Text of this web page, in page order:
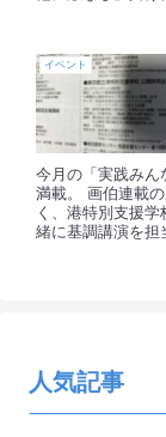
イベント
今月の「実践みん
満載。 画伯連載
く、港特別支援
緒に基調講演を担
人気記事